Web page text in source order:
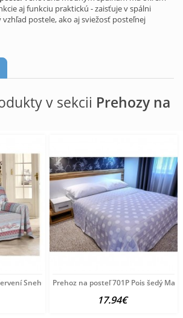
aj funkciu praktickú - zaisťuje v spálni
postele, ako aj sviežosť posteľnej
v sekcii Prehozy na
Snehuliaci Červená 250x290
Prehoz na posteľ 701P Pois šedý
17.94€